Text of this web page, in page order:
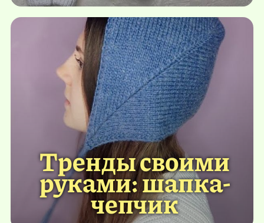
Тренды своими
руками: шапка-
чепчик